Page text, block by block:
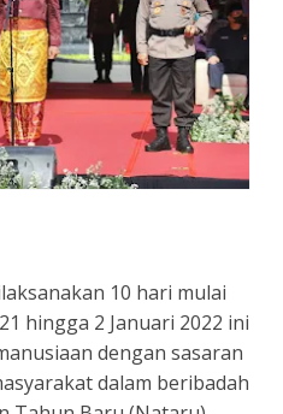
10 hari mulai
hingga 2 Januari 2022 ini
dengan sasaran
dalam beribadah